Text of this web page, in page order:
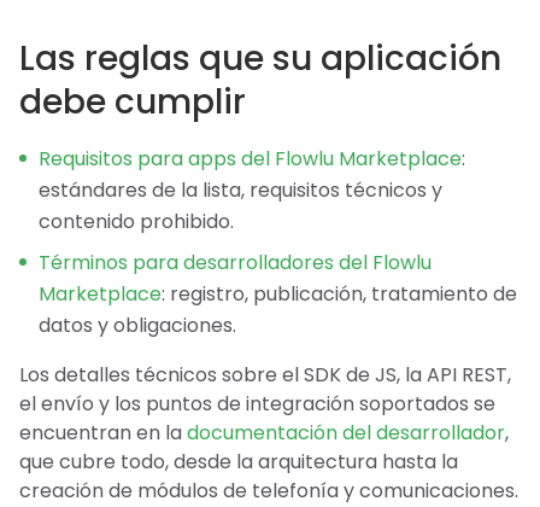
Las reglas que su aplicación
debe cumplir
Requisitos para apps del Flowlu Marketplace:
estándares de la lista, requisitos técnicos y
contenido prohibido.
Términos para desarrolladores del Flowlu
Marketplace: registro, publicación, tratamiento de
datos y obligaciones.
Los detalles técnicos sobre el SDK de JS, la API REST,
el envío y los puntos de integración soportados se
encuentran en ladocumentación del desarrollador,
que cubre todo, desde la arquitectura hasta la
creación de módulos de telefonía y comunicaciones.